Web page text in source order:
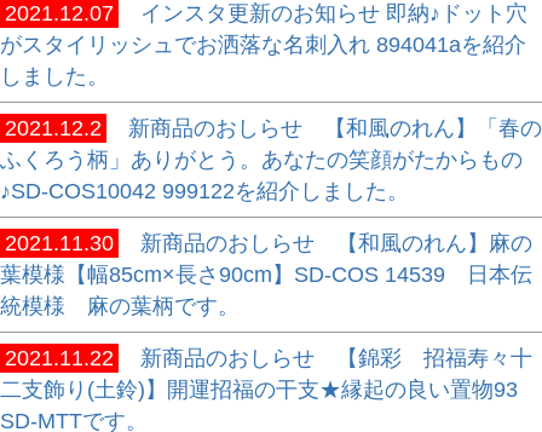
2021.12.07
インスタ更新のお知らせ 即納♪ドット穴
がスタイリッシュでお洒落な名刺入れ 894041aを紹介
しました。
2021.12.2
新商品のおしらせ 【和風のれん】「春の
ふくろう柄」ありがとう。あなたの笑顔がたからもの
♪SD-COS10042 999122を紹介しました。
2021.11.30
新商品のおしらせ 【和風のれん】麻の
葉模様【幅85cm×長さ90cm】SD-COS 14539 日本伝
統模様 麻の葉柄です。
2021.11.22
新商品のおしらせ 【錦彩 招福寿々十
二支飾り(土鈴)】開運招福の干支★縁起の良い置物93
SD-MTTです。